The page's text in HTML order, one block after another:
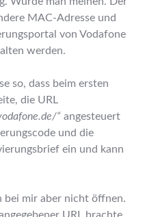
MAC-Adresse und
von Vodafone
werden.
so, dass beim ersten
die URL
“ angesteuert
und die
ein und kann
mir aber nicht öffnen.
URL brachte